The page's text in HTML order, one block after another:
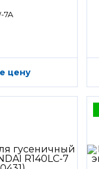
7A
цену